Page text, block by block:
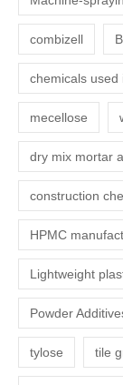
combizell
chemicals used
mecellose
dry mix mortar
construction
HPMC
Lightweight
Powder
tylose tile